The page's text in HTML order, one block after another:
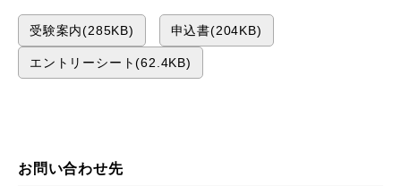
受験案内(285KB) 申込書(204KB)
エントリーシート(62.4KB)
お問い合わせ先